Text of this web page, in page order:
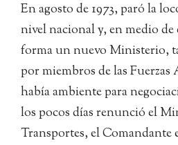
En agosto de 1973, paró la
nivel nacional y, en medio de
forma un nuevo Ministerio,
por miembros de las Fuerzas
había ambiente para
los pocos días renunció el
Transportes, el Comandante